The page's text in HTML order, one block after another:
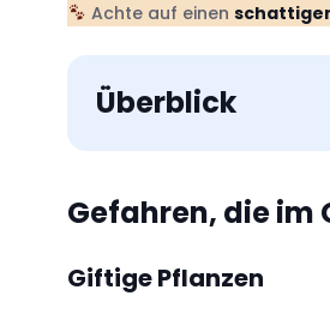
Achte auf einen
Überblick
Insekten
Gefahren, die im
Giftige Pflanzen